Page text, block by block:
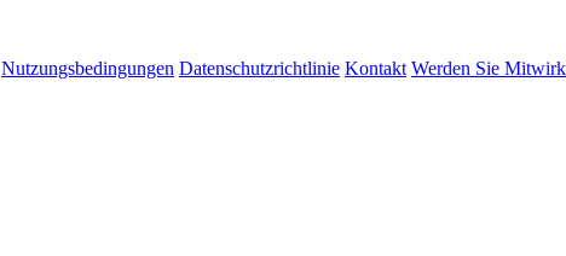
Nutzungsbedingungen Datenschutzrichtlinie Kontakt Werden Sie